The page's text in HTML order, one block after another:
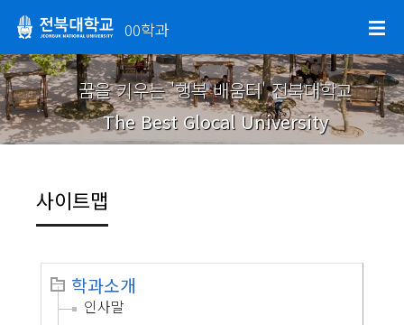
00학과
꿈을 키우는 '행복 배움터' 전북대학교
The Best Glocal University
사이트맵
학과소개
인사말